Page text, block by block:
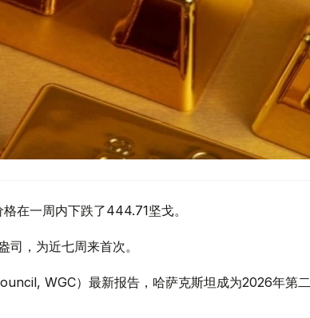
在一周内下跌了444.71坚戈。
，为近七周来首次。
WGC）最新报告，哈萨克斯坦成为2026年第二